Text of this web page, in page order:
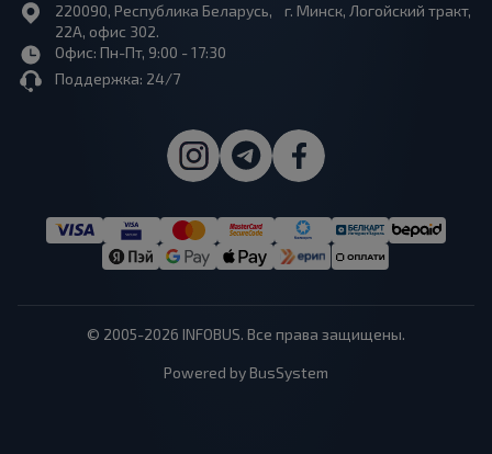
220090, Республика Беларусь, г. Минск, Логойский тракт,
22А, офис 302.
Офис: Пн-Пт, 9:00 - 17:30
Поддержка: 24/7
© 2005-2026 INFOBUS. Все права защищены.
Powered by BusSystem